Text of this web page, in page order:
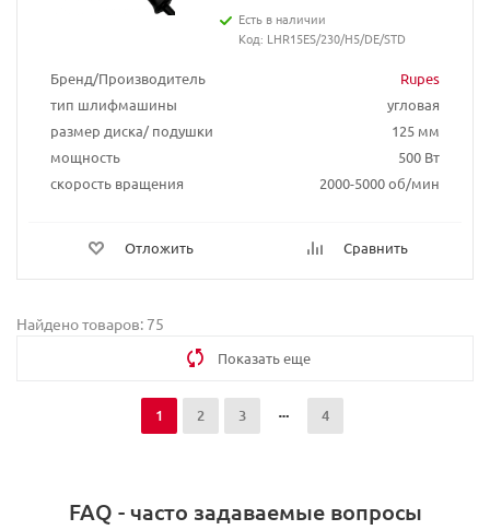
Бренд/Производитель
Rupes
тип шлифмашины
угловая
размер диска/ подушки
125 мм
мощность
500 Вт
скорость вращения
2000-5000 об/мин
Отложить Сравнить
Есть в наличии
Код: LHR15ES/230/H5/DE/STD
Найдено товаров: 75
Показать еще
1 2 3 4
FAQ - часто задаваемые вопросы